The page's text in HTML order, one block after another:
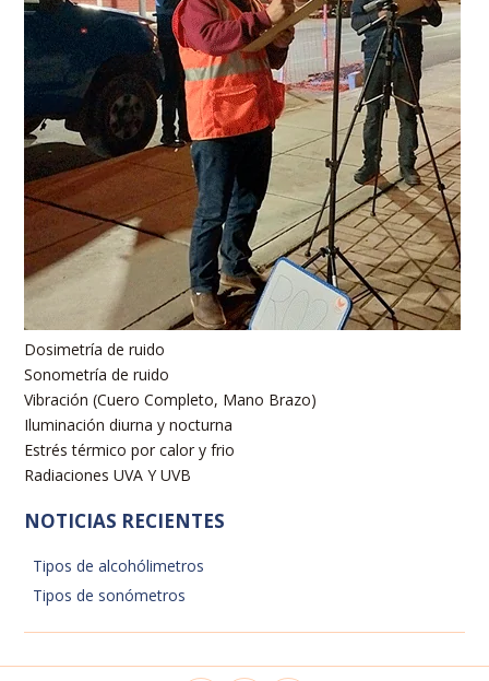
Dosímetros de ruido
Luxómetros
Medidores de estrés térmico
Sonómetros
Termohigrómetros
Vibrómetros
Muestreador de partículas
Multiparámetros
Pluviómetro
Tren de muestreo
Medidores de calidad del agua
Dosimetría de ruido
Sonometría de ruido
Vibración (Cuero Completo, Mano Brazo)
Iluminación diurna y nocturna
Estrés térmico por calor y frio
Radiaciones UVA Y UVB
NOTICIAS RECIENTES
Tipos de alcohólimetros
Tipos de sonómetros